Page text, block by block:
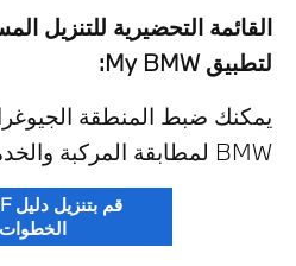
القائمة التحضيرية للتنزيل
لتطبيق My BMW:
BMW لمطابقة المركبة والخدمات مع التطبيق.